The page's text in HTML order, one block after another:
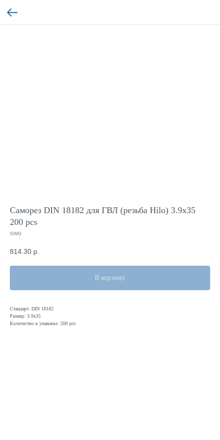
Саморез DIN 18182 для ГВЛ (резьба Hilo) 3.9x35
200 pcs
SWG
814.30 р.
В корзину
Стандарт: DIN 18182
Размер: 3.9х35
Количество в упаковке: 200 pcs